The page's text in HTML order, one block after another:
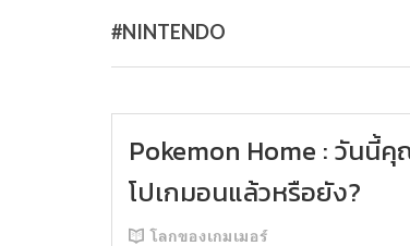
#NINTENDO
Pokemon Home : วันนี้
โปเกมอนแล้วหรือยัง?
โลกของเกมเมอร์